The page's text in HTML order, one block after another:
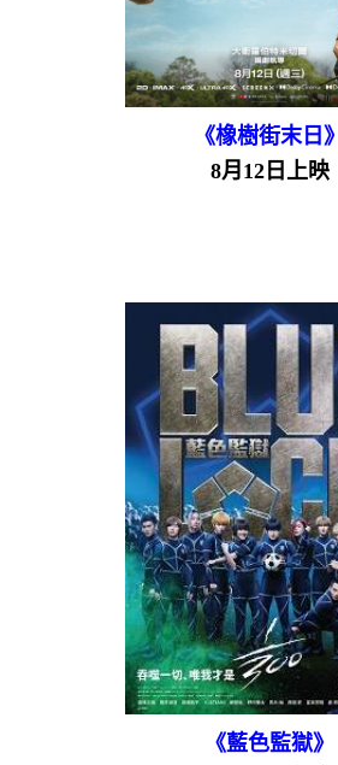
《橡樹街末日》
8月12日上映
《藍色監獄》